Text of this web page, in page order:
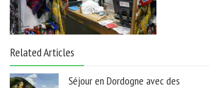
Related Articles
Séjour en Dordogne avec des